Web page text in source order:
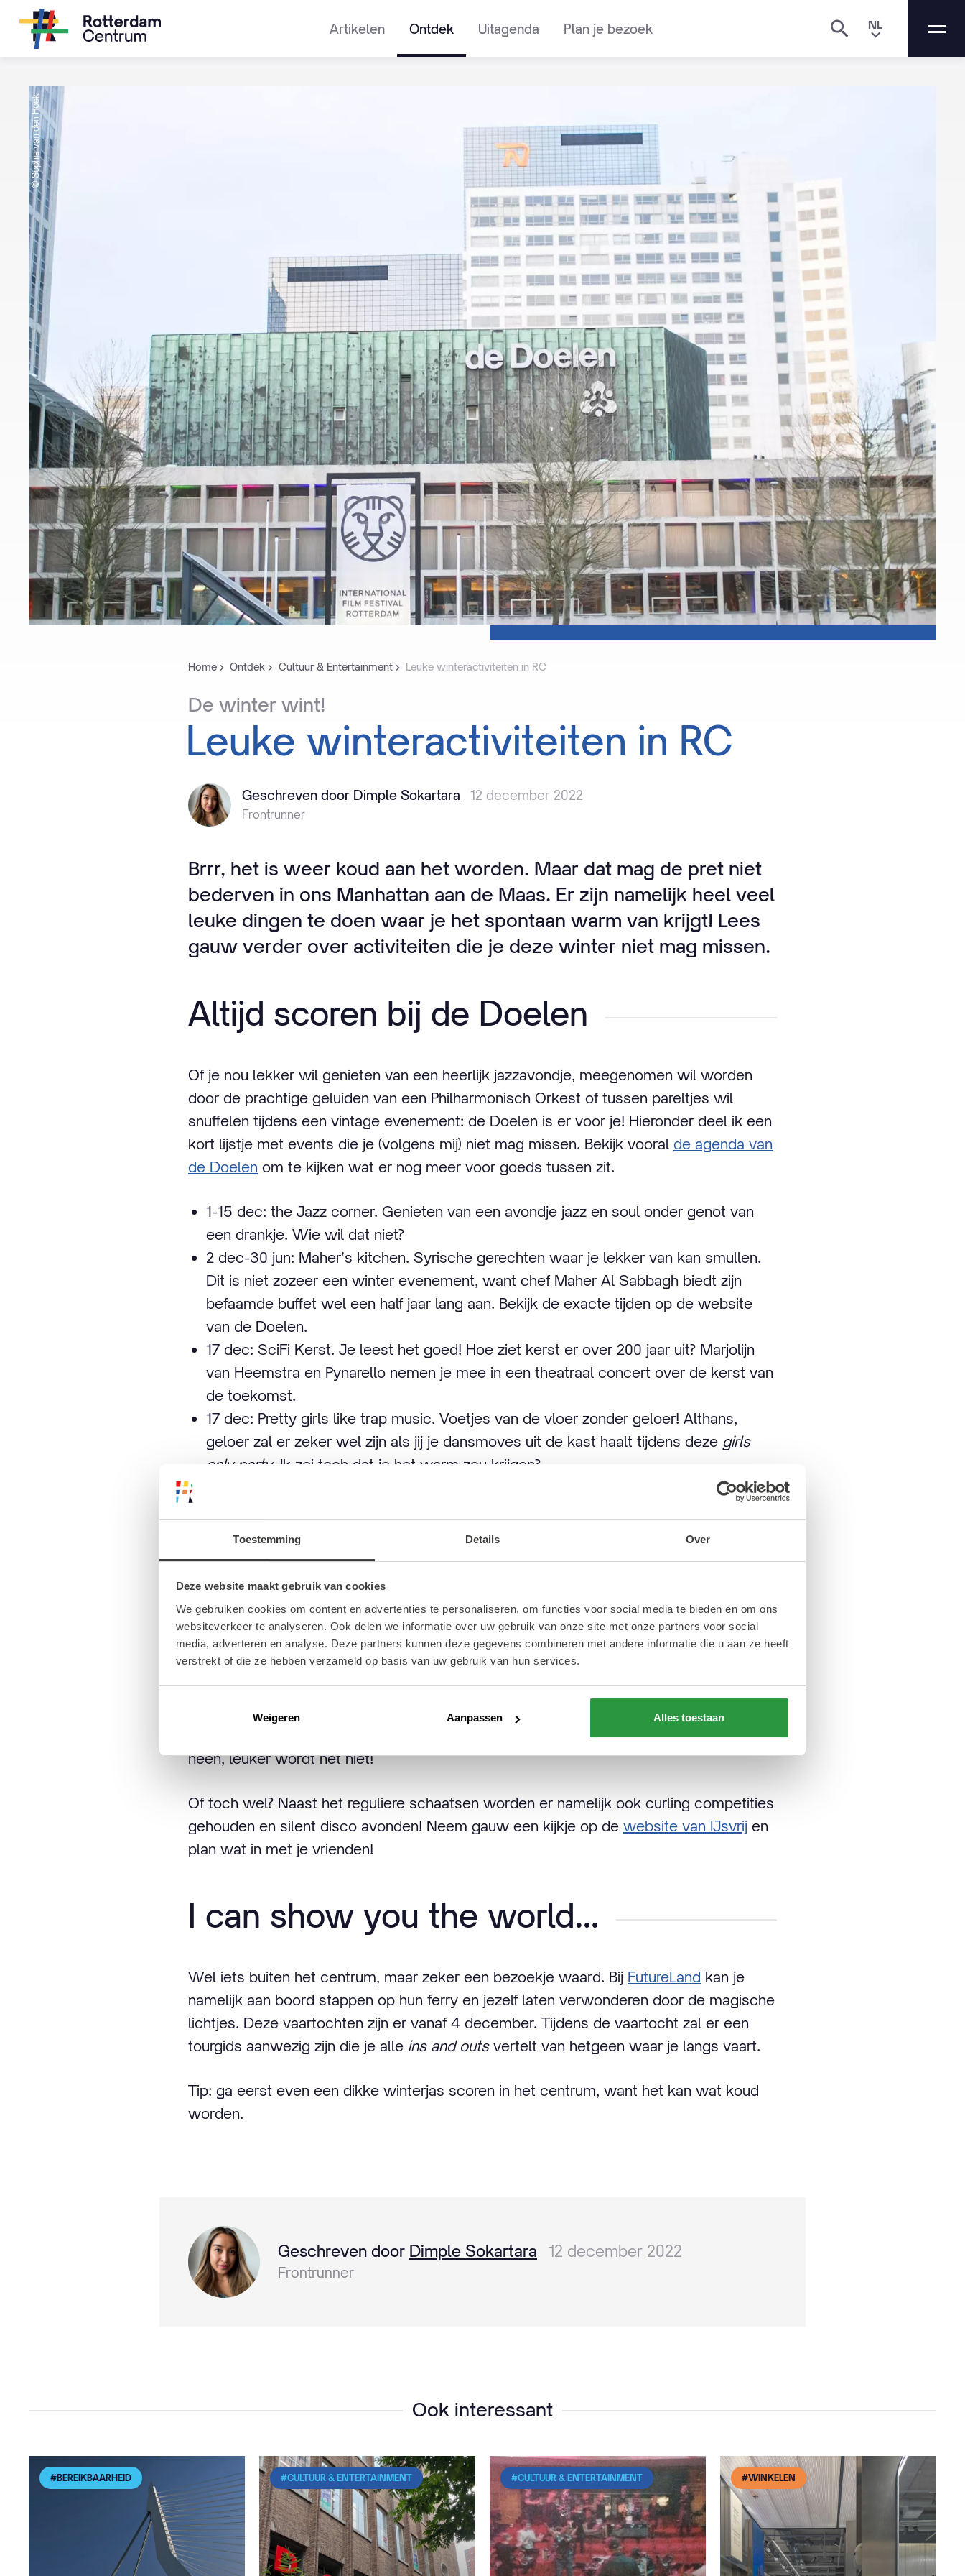
Toestemming Details Over
Deze website maakt gebruik van cookies
We gebruiken cookies om content en advertenties te personaliseren, om functies voor social media te bieden en om ons
websiteverkeer te analyseren. Ook delen we informatie over uw gebruik van onze site met onze partners voor social
media, adverteren en analyse. Deze partners kunnen deze gegevens combineren met andere informatie die u aan ze heeft
verstrekt of die ze hebben verzameld op basis van uw gebruik van hun services.
Weigeren Aanpassen Alles toestaan
Artikelen Ontdek Uitagenda Plan je bezoek NL
Home Ontdek Cultuur & Entertainment Leuke winteractiviteiten in RC
De winter wint!
Leuke winteractiviteiten in RC
© Sophia van den Hoek
Geschreven door Dimple Sokartara 12 december 2022
Frontrunner
Brrr, het is weer koud aan het worden. Maar dat mag de pret niet
bederven in ons Manhattan aan de Maas. Er zijn namelijk heel veel
leuke dingen te doen waar je het spontaan warm van krijgt! Lees
gauw verder over activiteiten die je deze winter niet mag missen.
Altijd scoren bij de Doelen
Of je nou lekker wil genieten van een heerlijk jazzavondje, meegenomen wil worden
door de prachtige geluiden van een Philharmonisch Orkest of tussen pareltjes wil
snuffelen tijdens een vintage evenement: de Doelen is er voor je! Hieronder deel ik een
kort lijstje met events die je (volgens mij) niet mag missen. Bekijk vooral de agenda van
de Doelen om te kijken wat er nog meer voor goeds tussen zit.
1-15 dec: the Jazz corner. Genieten van een avondje jazz en soul onder genot van
een drankje. Wie wil dat niet?
2 dec-30 jun: Maher’s kitchen. Syrische gerechten waar je lekker van kan smullen.
Dit is niet zozeer een winter evenement, want chef Maher Al Sabbagh biedt zijn
befaamde buffet wel een half jaar lang aan. Bekijk de exacte tijden op de website
van de Doelen.
17 dec: SciFi Kerst. Je leest het goed! Hoe ziet kerst er over 200 jaar uit? Marjolijn
van Heemstra en Pynarello nemen je mee in een theatraal concert over de kerst van
de toekomst.
17 dec: Pretty girls like trap music. Voetjes van de vloer zonder geloer! Althans,
geloer zal er zeker wel zijn als jij je dansmoves uit de kast haalt tijdens deze girls
only party. Ik zei toch dat je het warm zou krijgen?
22-23 dec: Notenkraker. Het Rotterdams Philharmonisch orkest speelt de sterren
Zoals ik zei zijn er talloze evenementen te vinden duscheck it out!
Toch even genieten van de kou
Genoeg van binnen zitten? Geen probleem! Je kan namelijk lekker gaanschaatsen op
Plein 1940. De schaatsbaan staat vanaf 15 december tot en met 8 januari helemaal tot
jouw beschikking. Een kop warme chocolademelk erbij, schitterende lichtjes om je
heen, leuker wordt het niet!
Of toch wel? Naast het reguliere schaatsen worden er namelijk ook curling competities
gehouden en silent disco avonden! Neem gauw een kijkje op de website van IJsvrij en
plan wat in met je vrienden!
I can show you the world…
Wel iets buiten het centrum, maar zeker een bezoekje waard. Bij FutureLand kan je
namelijk aan boord stappen op hun ferry en jezelf laten verwonderen door de magische
lichtjes. Deze vaartochten zijn er vanaf 4 december. Tijdens de vaartocht zal er een
tourgids aanwezig zijn die je alle ins and outsvertelt van hetgeen waar je langs vaart.
Tip: ga eerst even een dikke winterjas scoren in het centrum, want het kan wat koud
worden.
Geschreven door Dimple Sokartara 12 december 2022
Frontrunner
Ook interessant
#BEREIKBAARHEID #CULTUUR & ENTERTAINMENT #CULTUUR & ENTERTAINMENT #WINKELEN